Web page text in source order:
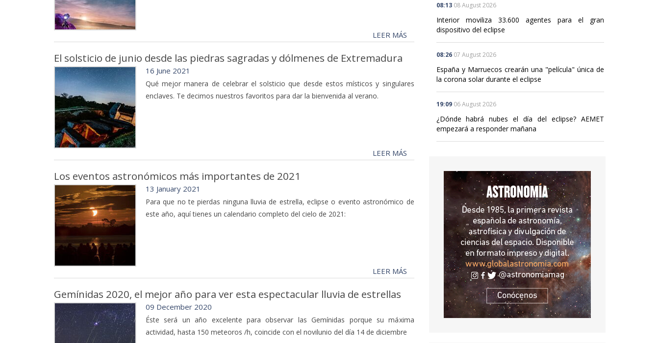
LEER MÁS
El solsticio de junio desde las piedras sagradas y dólmenes de Extremadura
16 June 2021
Qué mejor manera de celebrar el solsticio que desde estos místicos y singulares
enclaves. Te decimos nuestros favoritos para dar la bienvenida al verano.
LEER MÁS
Los eventos astronómicos más importantes de 2021
13 January 2021
Para que no te pierdas ninguna lluvia de estrella, eclipse o evento astronómico de
este año, aquí tienes un calendario completo del cielo de 2021:
LEER MÁS
Gemínidas 2020, el mejor año para ver esta espectacular lluvia de estrellas
09 December 2020
Éste será un año excelente para observar las Gemínidas porque su máxima
actividad, hasta 150 meteoros /h, coincide con el novilunio del día 14 de diciembre
08:13 08 August 2026
Interior moviliza 33.600 agentes para el gran
dispositivo del eclipse
08:26 07 August 2026
España y Marruecos crearán una "película" única de
la corona solar durante el eclipse
19:09 06 August 2026
¿Dónde habrá nubes el día del eclipse? AEMET
empezará a responder mañana